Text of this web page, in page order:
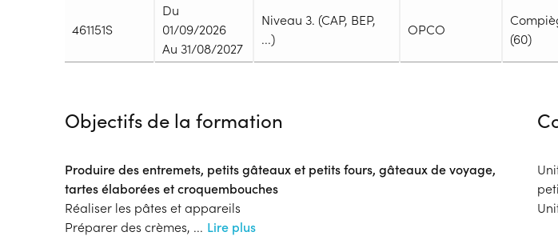
461151S
Du
01/09/2026
Au 31/08/2027
Niveau 3. (CAP, BEP,
...)
OPCO
(60)
Durée en centre :400h
Rythme :
Temps plein
Type de parcours :Parcours collectif
En
Objectifs de la formation
Produire des entremets, petits gâteaux et petits fours, gâteaux de voyage,
tartes élaborées et croquembouches
Réaliser les pâtes et appareils
Préparer des crèmes, ... Lire plus